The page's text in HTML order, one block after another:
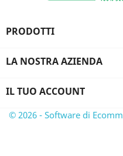
PRODOTTI
LA NOSTRA AZIENDA
IL TUO ACCOUNT
© 2026 - Software di